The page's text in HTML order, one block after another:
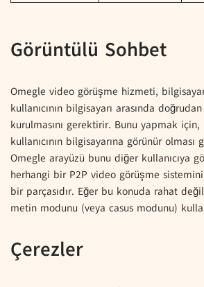
Görüntülü Sohbet
Omegle video görüşme hizmeti,
kullanıcının bilgisayarı arasında
kurulmasını gerektirir. Bunu yapmak
kullanıcının bilgisayarına görünür olması
Omegle arayüzü bunu diğer kullanıcıya
herhangi bir P2P video görüşme
bir parçasıdır. Eğer bu konuda rahat
metin modunu (veya casus modunu)
Çerezler